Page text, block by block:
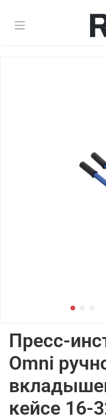
Пресс-
Omni
кейсе 16-